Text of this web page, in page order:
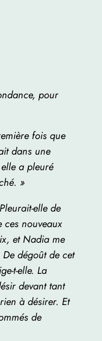
pour
fois que
dans une
a pleuré
»
elle de
ces nouveaux
et Nadia me
dégoût de cet
t-elle. La
devant tant
à désirer. Et
de